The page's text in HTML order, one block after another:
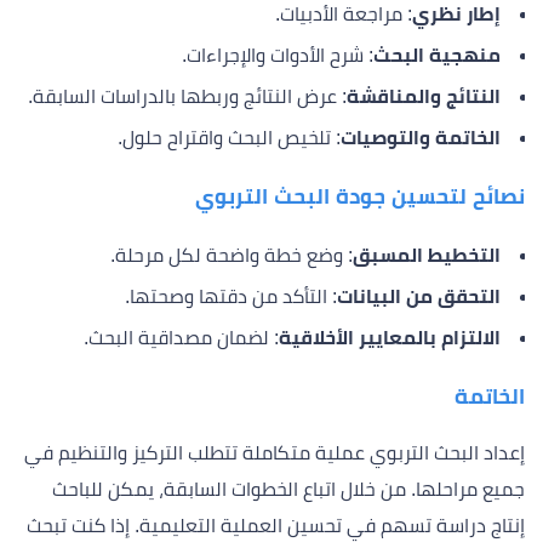
إطار نظري: مراجعة الأدبيات.
منهجية البحث: شرح الأدوات والإجراءات.
النتائج والمناقشة: عرض النتائج وربطها بالدراسات السابقة.
الخاتمة والتوصيات: تلخيص البحث واقتراح حلول.
نصائح لتحسين جودة البحث التربوي
التخطيط المسبق: وضع خطة واضحة لكل مرحلة.
التحقق من البيانات: التأكد من دقتها وصحتها.
الالتزام بالمعايير الأخلاقية: لضمان مصداقية البحث.
الخاتمة
إعداد البحث التربوي عملية متكاملة تتطلب التركيز والتنظيم في
جميع مراحلها. من خلال اتباع الخطوات السابقة، يمكن للباحث
إنتاج دراسة تسهم في تحسين العملية التعليمية. إذا كنت تبحث